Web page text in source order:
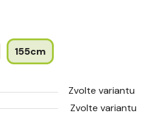
155cm
Zvolte variantu
Zvolte variantu